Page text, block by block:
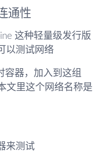
通性
这种轻量级发行版
以测试网络
容器，加入到这组
文里这个网络名称是
来测试